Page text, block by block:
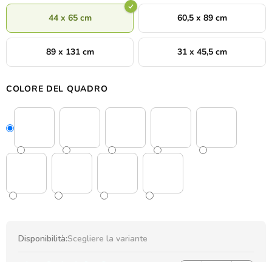
44 x 65 cm 60,5 x 89 cm
89 x 131 cm 31 x 45,5 cm
COLORE DEL QUADRO
Disponibilità:Scegliere la variante